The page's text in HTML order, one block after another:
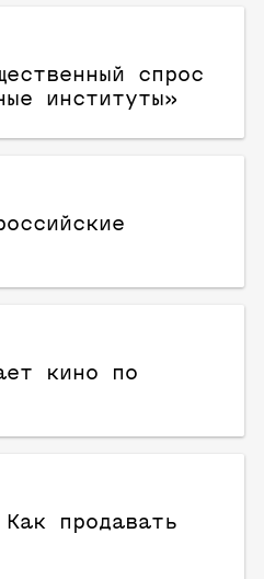
спрос
институты»
кино по
продавать